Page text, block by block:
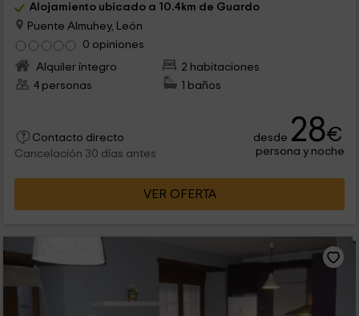
Alojamiento ubicado a 10.4km de Guardo
Puente Almuhey, León
0 opiniones
Alquiler íntegro
2 habitaciones
4 personas
1 baños
Contacto directo
Cancelación 30 días antes
desde 28€
persona y noche
VER OFERTA